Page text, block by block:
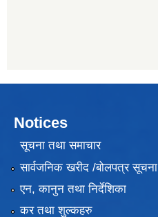
Notices
सूचना तथा समाचार
सार्वजनिक खरीद /बोलपत्र सूचना
एन, कानुन तथा निर्देशिका
कर तथा शुल्कहरु